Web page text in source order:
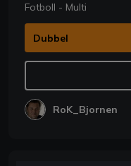
Fotboll - Multi
Dubbel
RoK_Bjornen